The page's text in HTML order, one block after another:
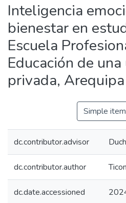
Statistics
Inteligencia
bienestar en
Escuela
Educación de
privada,
Simple
dc.contributor.advisor
dc.contributor.author
dc.date.accessioned